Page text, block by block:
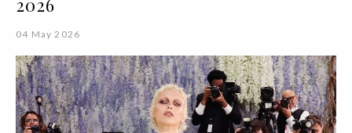
2026
04 May 2026